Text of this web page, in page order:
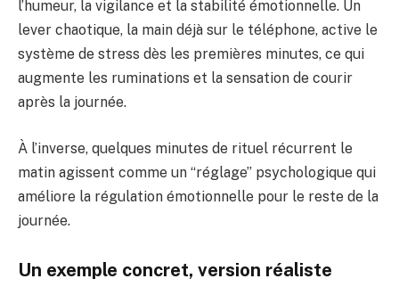
l’humeur, la vigilance et la stabilité émotionnelle. Un
lever chaotique, la main déjà sur le téléphone, active le
système de stress dès les premières minutes, ce qui
augmente les ruminations et la sensation de courir
après la journée.
À l’inverse, quelques minutes de rituel récurrent le
matin agissent comme un “réglage” psychologique qui
améliore la régulation émotionnelle pour le reste de la
journée.
Un exemple concret, version réaliste